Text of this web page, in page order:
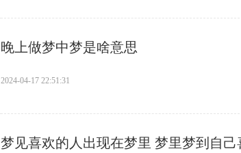
​晚上做梦中梦是啥意思
2024-04-17 22:51:31
梦见喜欢的人出现在梦里 梦里梦到自